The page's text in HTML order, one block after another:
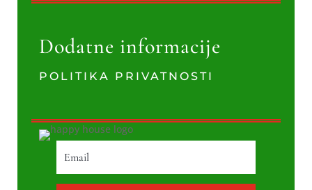
Dodatne informacije
POLITIKA PRIVATNOSTI